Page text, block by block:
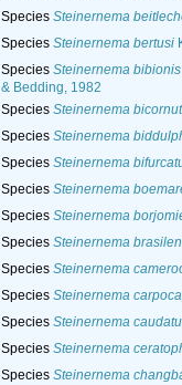
Species Steinernema
Species Steinernema bertusi
Species Steinernema bibionis
& Bedding, 1982
Species Steinernema
Species Steinernema
Species Steinernema
Species Steinernema
Species Steinernema
Species Steinernema
Species Steinernema
Species Steinernema
Species Steinernema
Species Steinernema
Species Steinernema